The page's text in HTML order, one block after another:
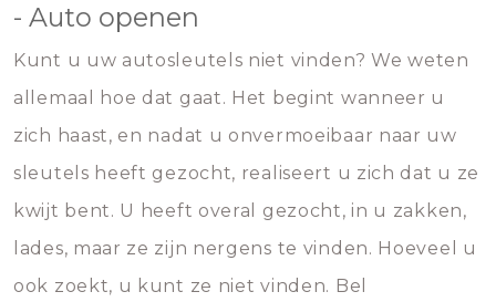
- Auto openen
Kunt u uw autosleutels niet vinden? We weten
allemaal hoe dat gaat. Het begint wanneer u
zich haast, en nadat u onvermoeibaar naar uw
sleutels heeft gezocht, realiseert u zich dat u ze
kwijt bent. U heeft overal gezocht, in u zakken,
lades, maar ze zijn nergens te vinden. Hoeveel u
ook zoekt, u kunt ze niet vinden. Bel